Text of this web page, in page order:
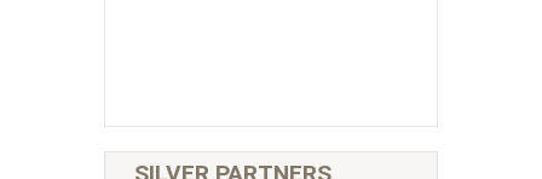
SILVER PARTNERS